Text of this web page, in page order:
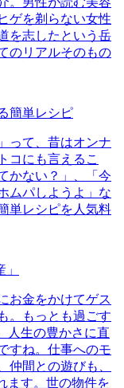
ゲを剃らない女性
を志したという岳
のリアルそのもの
簡単レシピ
って、昔はオンナ
コにも言えるこ
かない？」、「今
ムパしようよ」な
単レシピを人気料
お金をかけてゲス
。もっとも過ごす
人生の豊かさに直
すね。仕事へのモ
仲間との遊びも、
ます。世の物件を